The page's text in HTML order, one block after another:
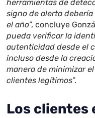
herramientas de
signo de alerta
el año”, concluye
pueda verificar la
autenticidad desde el
incluso desde la
manera de minimizar
clientes legítimos”.
Los clientes